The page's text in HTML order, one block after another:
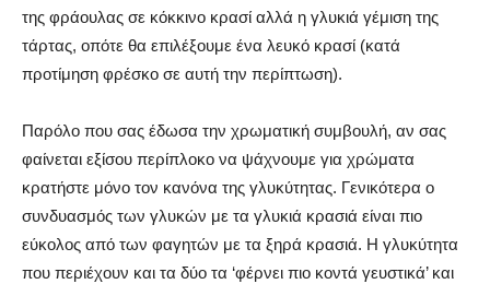
της φράουλας σε κόκκινο κρασί αλλά η γλυκιά γέμιση της
τάρτας, οπότε θα επιλέξουμε ένα λευκό κρασί (κατά
προτίμηση φρέσκο σε αυτή την περίπτωση).
Παρόλο που σας έδωσα την χρωματική συμβουλή, αν σας
φαίνεται εξίσου περίπλοκο να ψάχνουμε για χρώματα
κρατήστε μόνο τον κανόνα της γλυκύτητας. Γενικότερα ο
συνδυασμός των γλυκών με τα γλυκιά κρασιά είναι πιο
εύκολος από των φαγητών με τα ξηρά κρασιά. Η γλυκύτητα
που περιέχουν και τα δύο τα ‘φέρνει πιο κοντά γευστικά’ και